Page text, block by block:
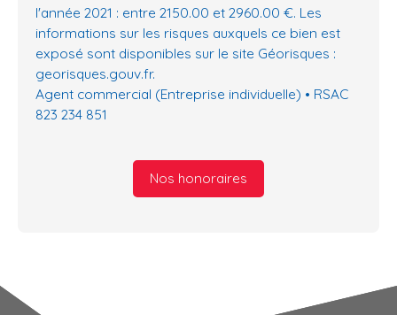
l'année 2021 : entre 2150.00 et 2960.00 €. Les
informations sur les risques auxquels ce bien est
exposé sont disponibles sur le site Géorisques :
georisques.gouv.fr.
Agent commercial (Entreprise individuelle) • RSAC
823 234 851
Nos honoraires